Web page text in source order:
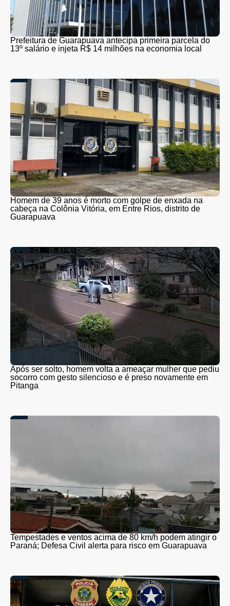
Prefeitura de Guarapuava antecipa primeira parcela do
13º salário e injeta R$ 14 milhões na economia local
Homem de 39 anos é morto com golpe de enxada na
cabeça na Colônia Vitória, em Entre Rios, distrito de
Guarapuava
Após ser solto, homem volta a ameaçar mulher que pediu
socorro com gesto silencioso e é preso novamente em
Pitanga
Tempestades e ventos acima de 80 km/h podem atingir o
Paraná; Defesa Civil alerta para risco em Guarapuava